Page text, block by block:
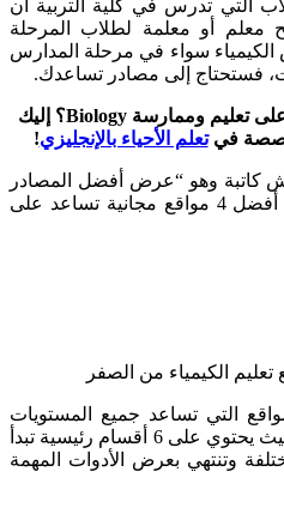
التي تدرس في كلية التربية أن
معلم أو معلمة لطلاب المرحلة
الكيمياء سواء في مرحلة المدارس
هل تبحث عن مصادر تساعدك على تعليم وممارسة Biology؟ إليك
فيتعلم الأحياء بالإنجليزي!
كاتبة وهو “عرض أفضل المصادر
التعليمية” حيث سنستعرض لك أفضل 4 مواقع مجانية تساعد على
التي تساعد جميع المستويات
على تعليم الكيمياء من الصفر حيث يحتوي على 6 أقسام رئيسية تبدأ
وتنتهي بعرض الأدوات المهمة